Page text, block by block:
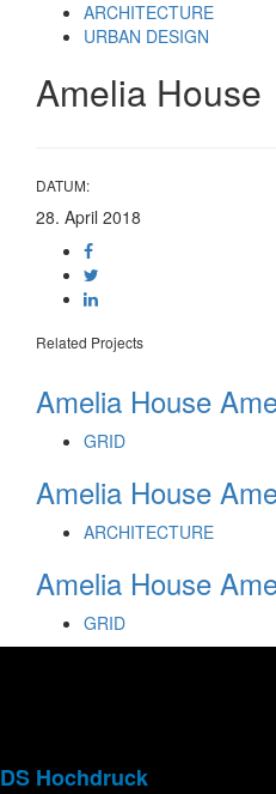
überspringen
primären
springen
ARCHITECTURE
URBAN DESIGN
Amelia House
DATUM:
28. April 2018
Related Projects
Amelia House
GRID
Amelia House
ARCHITECTURE
Amelia House
GRID
DS Hochdruck